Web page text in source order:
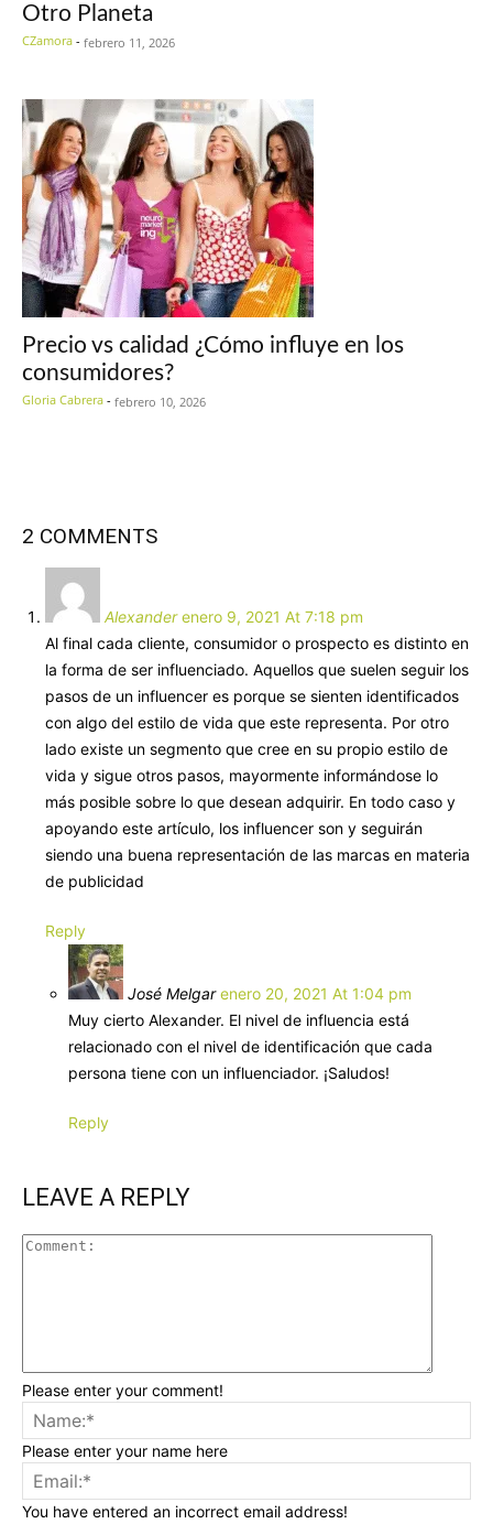
Otro Planeta
CZamora - febrero 11, 2026
Precio vs calidad ¿Cómo influye en los
consumidores?
Gloria Cabrera - febrero 10, 2026
2 COMMENTS
Alexander enero 9, 2021 At 7:18 pm
Al final cada cliente, consumidor o prospecto es distinto en
la forma de ser influenciado. Aquellos que suelen seguir los
pasos de un influencer es porque se sienten identificados
con algo del estilo de vida que este representa. Por otro
lado existe un segmento que cree en su propio estilo de
vida y sigue otros pasos, mayormente informándose lo
más posible sobre lo que desean adquirir. En todo caso y
apoyando este artículo, los influencer son y seguirán
siendo una buena representación de las marcas en materia
de publicidad
Reply
José Melgar enero 20, 2021 At 1:04 pm
Muy cierto Alexander. El nivel de influencia está
relacionado con el nivel de identificación que cada
persona tiene con un influenciador. ¡Saludos!
Reply
LEAVE A REPLY
Please enter your comment!
Please enter your name here
You have entered an incorrect email address!